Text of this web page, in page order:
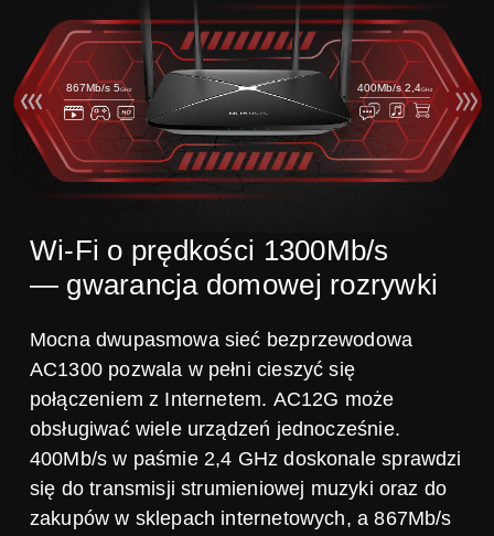
867Mb/s 5GHz 400Mb/s 2,4GHz
Wi-Fi o prędkości 1300Mb/s
— gwarancja domowej rozrywki
Mocna dwupasmowa sieć bezprzewodowa
AC1300 pozwala w pełni cieszyć się
połączeniem z Internetem. AC12G może
obsługiwać wiele urządzeń jednocześnie.
400Mb/s w paśmie 2,4 GHz doskonale sprawdzi
się do transmisji strumieniowej muzyki oraz do
zakupów w sklepach internetowych, a 867Mb/s